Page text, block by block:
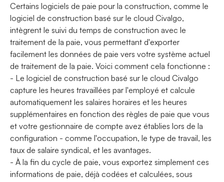
Certains logiciels de paie pour la construction, comme le
logiciel de construction basé sur le cloud Civalgo,
intègrent le suivi du temps de construction avec le
traitement de la paie, vous permettant d'exporter
facilement les données de paie vers votre système actuel
de traitement de la paie. Voici comment cela fonctionne :
- Le logiciel de construction basé sur le cloud Civalgo
capture les heures travaillées par l'employé et calcule
automatiquement les salaires horaires et les heures
supplémentaires en fonction des règles de paie que vous
et votre gestionnaire de compte avez établies lors de la
configuration - comme l'occupation, le type de travail, les
taux de salaire syndical, et les avantages.
- À la fin du cycle de paie, vous exportez simplement ces
informations de paie, déjà codées et calculées, sous